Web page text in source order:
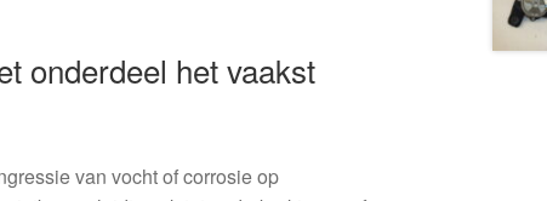
onderdeel het vaakst
van vocht of corrosie op